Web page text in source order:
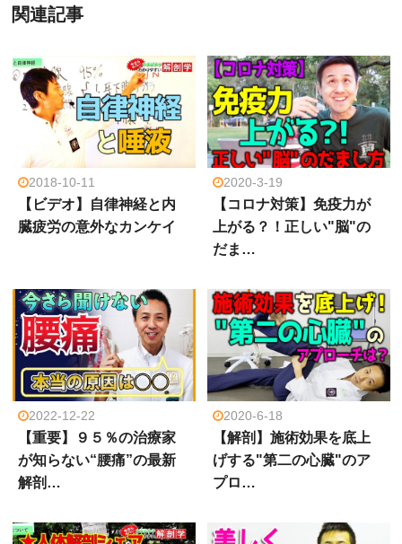
関連記事
2018-10-11
【ビデオ】自律神経と内
臓疲労の意外なカンケイ
2020-3-19
【コロナ対策】免疫力が
上がる？！正しい"脳"の
だま…
2022-12-22
【重要】９５％の治療家
が知らない“腰痛”の最新
解剖…
2020-6-18
【解剖】施術効果を底上
げする"第二の心臓"のア
プロ…